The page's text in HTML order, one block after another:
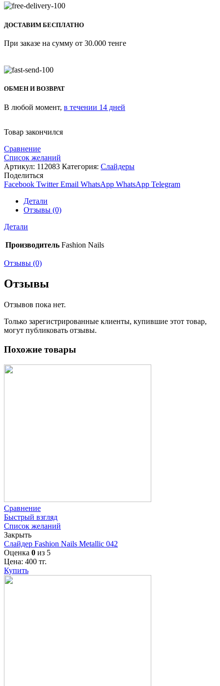
ДОСТАВИМ БЕСПЛАТНО
При заказе на сумму от 30.000 тенге
ОБМЕН И ВОЗВРАТ
В любой момент, в течении 14 дней
Товар закончился
Сравнение
Список желаний
Артикул: 112083 Категория: Слайдеры
Поделиться
Facebook Twitter Email WhatsApp WhatsApp Telegram
Детали
Отзывы (0)
Детали
Производитель Fashion Nails
Отзывы (0)
Отзывы
Отзывов пока нет.
Только зарегистрированные клиенты, купившие этот товар,
могут публиковать отзывы.
Похожие товары
Сравнение
Быстрый взгляд
Список желаний
Закрыть
Слайдер Fashion Nails Metallic 042
Оценка 0 из 5
Цена: 400 тг.
Купить